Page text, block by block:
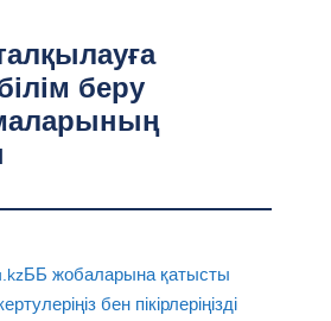
беру
ББ жобаларына қатысты
бен пікірлеріңізді